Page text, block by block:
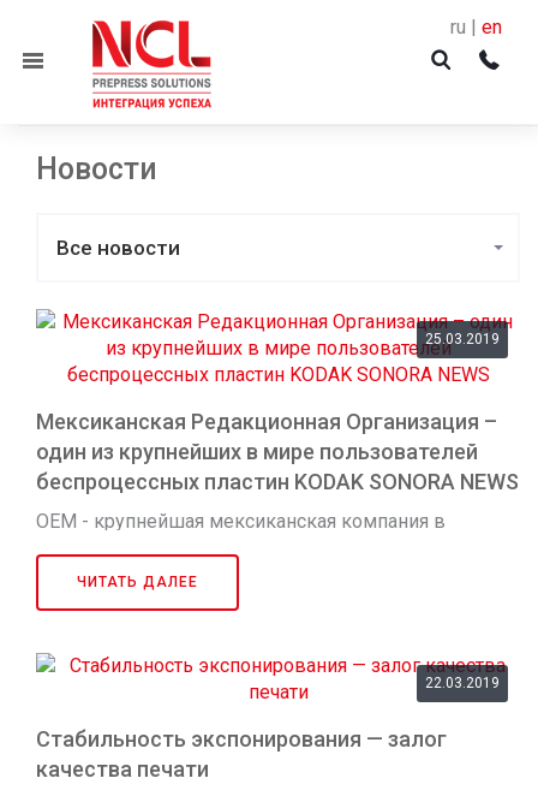
Menu
ru |en
Новости
Все новости
25.03.2019
Мексиканская Редакционная Организация –
один из крупнейших в мире пользователей
беспроцессных пластин KODAK SONORA NEWS
ОEM - крупнейшая мексиканская компания в
24 радиостанциями, 43 веб-сайтами и
телевизионным каналом. Помимо обширного
переработке бумаги и управляет одним из крупне...
ЧИТАТЬ ДАЛЕЕ
22.03.2019
Стабильность экспонирования — залог
качества печати